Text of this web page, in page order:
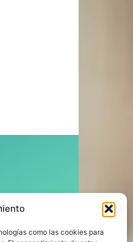
como las cookies para